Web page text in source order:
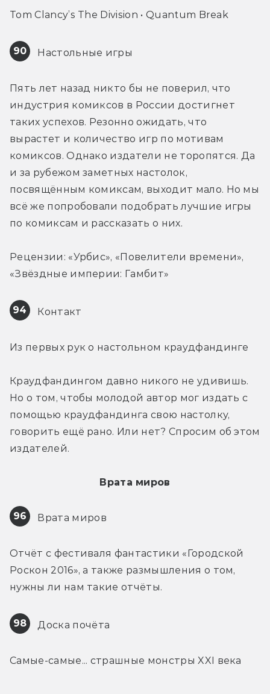
Tom Clancy’s The Division • Quantum Break
90 Настольные игры
Пять лет назад никто бы не поверил, что
индустрия комиксов в России достигнет
таких успехов. Резонно ожидать, что
вырастет и количество игр по мотивам
комиксов. Однако издатели не торопятся. Да
и за рубежом заметных настолок,
посвящённым комиксам, выходит мало. Но мы
всё же попробовали подобрать лучшие игры
по комиксам и рассказать о них.
Рецензии: «Урбис», «Повелители времени»,
«Звёздные империи: Гамбит»
94 Контакт
Из первых рук о настольном краудфандинге
Краудфандингом давно никого не удивишь.
Но о том, чтобы молодой автор мог издать с
помощью краудфандинга свою настолку,
говорить ещё рано. Или нет? Спросим об этом
издателей.
Врата миров
96 Врата миров
Отчёт с фестиваля фантастики «Городской
Роскон 2016», а также размышления о том,
нужны ли нам такие отчёты.
98 Доска почёта
Самые-самые... страшные монстры XXI века